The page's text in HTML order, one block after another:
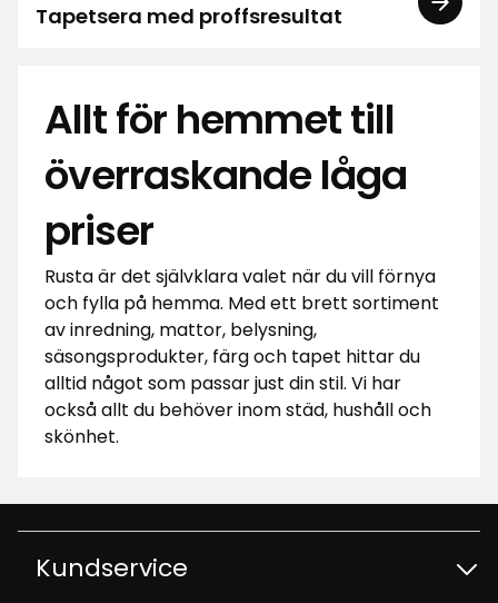
Tapetsera med proffsresultat
Allt för hemmet till
överraskande låga
priser
Rusta är det självklara valet när du vill förnya
och fylla på hemma. Med ett brett sortiment
av inredning, mattor, belysning,
säsongsprodukter, färg och tapet hittar du
alltid något som passar just din stil. Vi har
också allt du behöver inom städ, hushåll och
skönhet.
Kundservice